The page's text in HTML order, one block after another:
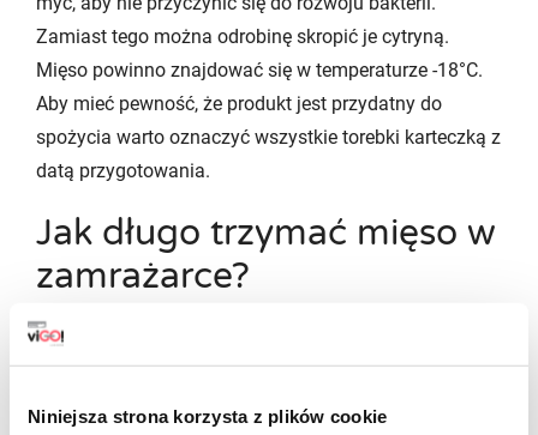
Niniejsza strona korzysta z plików cookie
Zamiast tego można odrobinę skropić je cytryną.
Mięso powinno znajdować się w temperaturze -18°C.
Aby mieć pewność, że produkt jest przydatny do
spożycia warto oznaczyć wszystkie torebki karteczką z
datą przygotowania.
Jak długo trzymać mięso w
zamrażarce?
To, jak długo można mrozić mięso zależy przede
wszystkim od jego rodzaju. W mielonej formie będzie
utrzymywało świeżość znacznie krócej od takiego w